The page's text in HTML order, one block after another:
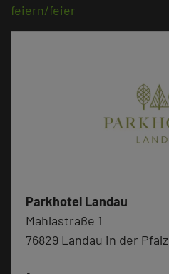
feiern/feier
Parkhotel Landau
Mahlastraße 1
76829 Landau in der Pfalz